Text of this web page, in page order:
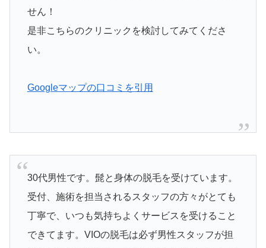
せん！
是非こちらのクリニックを検討してみてくださ
い。
Googleマップの口コミを引用
30代男性です。髭と身体の脱毛を受けています。
受付、施術を担当されるスタッフの方々がとても
丁寧で、いつも気持ちよくサービスを受けること
できてます。VIOの脱毛は必ず男性スタッフが担